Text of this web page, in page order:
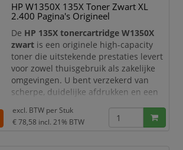
consistente resultaten van de eerste
tot de laatste pagina. Ideaal voor
kantoren en bedrijven die ef
HP W1350X 135X Toner Zwart XL
2.400 Pagina's Origineel
De HP 135X tonercartridge W1350X
zwart is een originele high-capacity
toner die uitstekende prestaties levert
voor zowel thuisgebruik als zakelijke
omgevingen. U bent verzekerd van
scherpe, duidelijke afdrukken en een
printopdracht.
excl. BTW per Stuk
€ 78,58 incl. 21% BTW